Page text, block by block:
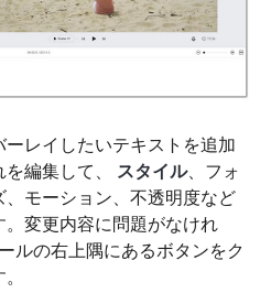
ーレイしたいテキストを追加
を編集して、
スタイル、フォ
、モーション、不透明度など
。変更内容に問題がなけれ
ルの右上隅にあるボタンをク